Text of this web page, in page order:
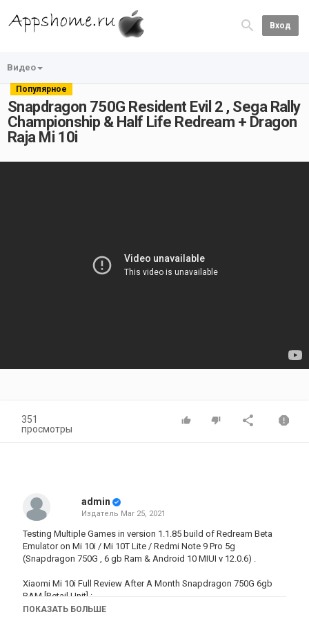
Вход
Видео
Популярное
Snapdragon 750G Resident Evil 2 , Sega Rally
Championship & Half Life Redream + Dragon
Raja Mi 10i
351
просмотры
admin
Издатель Mar 25, 2021
Testing Multiple Games in version 1.1.85 build of Redream Beta
Emulator on Mi 10i / Mi 10T Lite / Redmi Note 9 Pro 5g
(Snapdragon 750G , 6 gb Ram & Android 10 MIUI v 12.0.6) .
Xiaomi Mi 10i Full Review After A Month Snapdragon 750G 6gb
RAM [Retail Unit] :
ПОКАЗАТЬ БОЛЬШЕ